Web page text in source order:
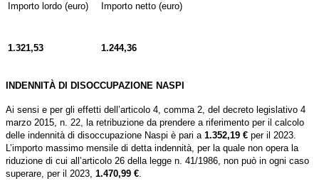
Importo lordo (euro) Importo netto (euro)
1.321,53 1.244,36
INDENNITÀ DI DISOCCUPAZIONE NASPI
Ai sensi e per gli effetti dell’articolo 4, comma 2, del decreto legislativo 4
marzo 2015, n. 22, la retribuzione da prendere a riferimento per il calcolo
delle indennità di disoccupazione Naspi è pari a1.352,19 € per il 2023.
L’importo massimo mensile di detta indennità, per la quale non opera la
riduzione di cui all’articolo 26 della legge n. 41/1986, non può in ogni caso
superare, per il 2023, 1.470,99 €.